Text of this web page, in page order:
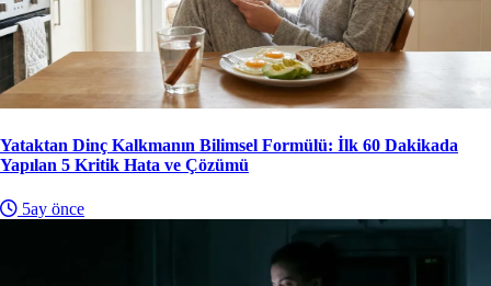
Yataktan Dinç Kalkmanın Bilimsel Formülü: İlk 60 Dakikada
Yapılan 5 Kritik Hata ve Çözümü
5ay önce